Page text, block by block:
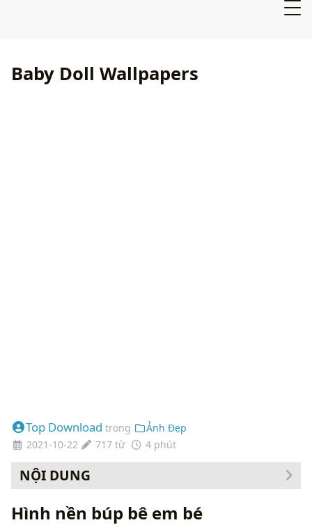
Baby Doll Wallpapers
Top Download trong
Ảnh Đẹp
2021-10-22
717 từ 4 phút
NỘI DUNG
Hình nền búp bê em bé